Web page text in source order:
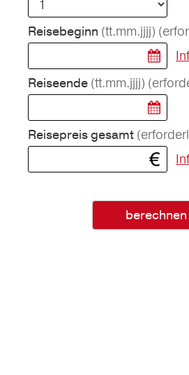
Reisebeginn (tt.mm.jjjj)
Reiseende (tt.mm.jjjj)
Reisepreis gesamt
berechnen